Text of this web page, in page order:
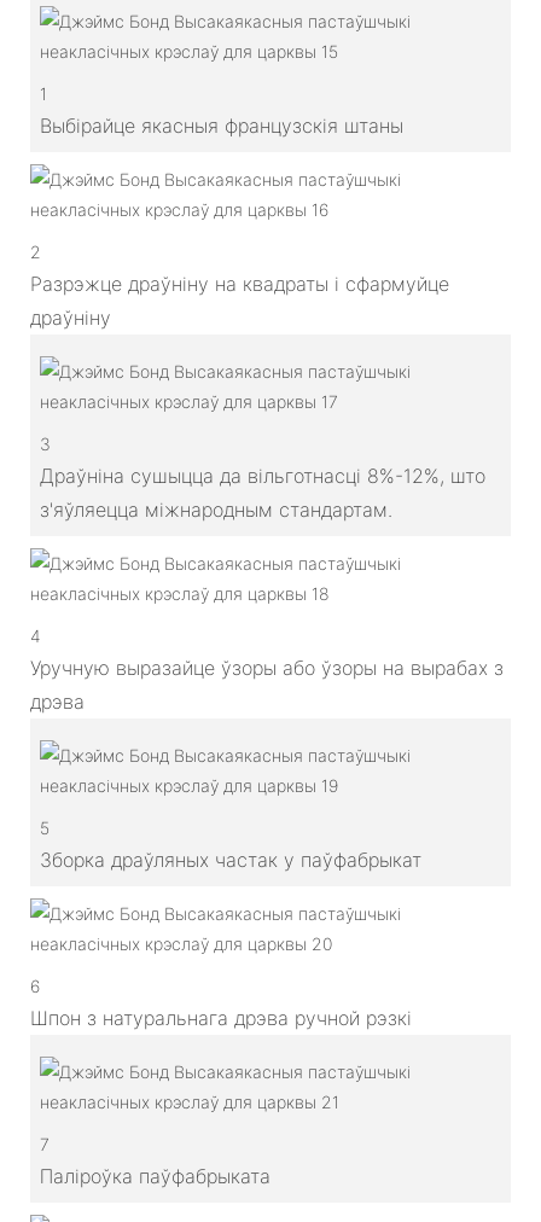
1
Выбірайце якасныя французскія штаны
2
Разрэжце драўніну на квадраты і сфармуйце
драўніну
3
Драўніна сушыцца да вільготнасці 8%-12%, што
з'яўляецца міжнародным стандартам.
4
Уручную выразайце ўзоры або ўзоры на вырабах з
дрэва
5
Зборка драўляных частак у паўфабрыкат
6
Шпон з натуральнага дрэва ручной рэзкі
7
Паліроўка паўфабрыката